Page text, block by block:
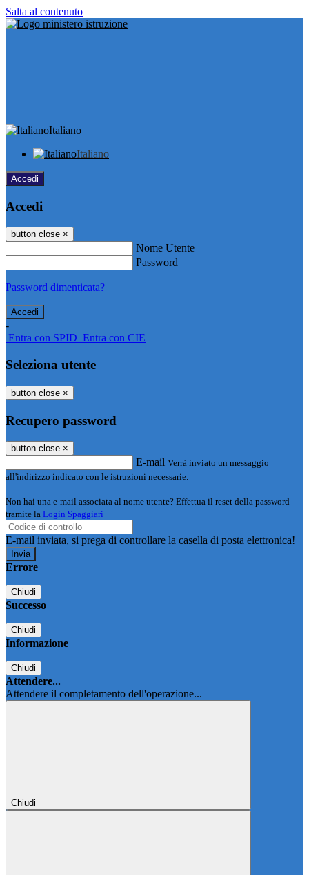
Salta al contenuto
Italiano
Italiano
Accedi
Accedi
button close ×
Nome Utente
Password
Password dimenticata?
-
Entra con SPID Entra con CIE
Seleziona utente
button close ×
Recupero password
button close ×
E-mail Verrà inviato un messaggio
all'indirizzo indicato con le istruzioni necessarie.
Non hai una e-mail associata al nome utente? Effettua il reset della password
tramite la Login Spaggiari
E-mail inviata, si prega di controllare la casella di posta elettronica!
Errore
Chiudi
Successo
Chiudi
Informazione
Chiudi
Attendere...
Attendere il completamento dell'operazione...
Chiudi